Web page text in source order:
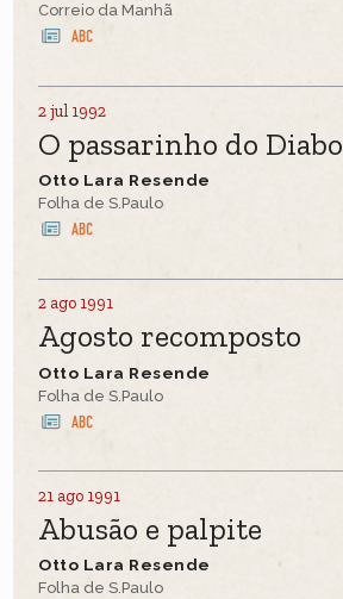
Correio da Manhã
2 jul 1992
O passarinho do Diabo
Otto Lara Resende
Folha de S.Paulo
2 ago 1991
Agosto recomposto
Otto Lara Resende
Folha de S.Paulo
21 ago 1991
Abusão e palpite
Otto Lara Resende
Folha de S.Paulo